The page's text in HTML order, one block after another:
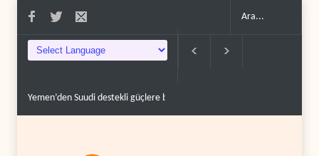
Grönland’da izinsiz sondaj hamlesi..